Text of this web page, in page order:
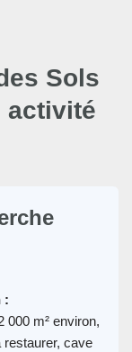
Sols
activité
:
000 m² environ,
restaurer, cave